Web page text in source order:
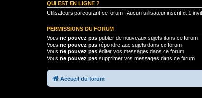
QUI EST EN LIGNE ?
Utilisateurs parcourant ce forum : Aucun utilisateur inscrit et 1
PERMISSIONS DU FORUM
Vous ne pouvez pas publier de nouveaux sujets dans ce forum
Vous ne pouvez pas répondre aux sujets dans ce forum
Vous ne pouvez pas éditer vos messages dans ce forum
Vous ne pouvez pas supprimer vos messages dans ce forum
Accueil du forum